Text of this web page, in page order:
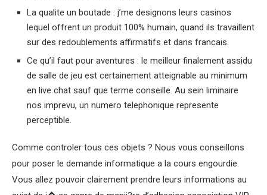
La qualite un boutade : j’me designons leurs casinos
lequel offrent un produit 100% humain, quand ils travaillent
sur des redoublements affirmatifs et dans francais.
Ce qu’il faut pour aventures : le meilleur finalement assidu
de salle de jeu est certainement atteignable au minimum
en live chat sauf que terme conseille. Au sein liminaire
nos imprevu, un numero telephonique represente
perceptible.
Comme controler tous ces objets ? Nous vous conseillons
pour poser le demande informatique a la cours engourdie.
Vous allez pouvoir clairement prendre leurs informations au